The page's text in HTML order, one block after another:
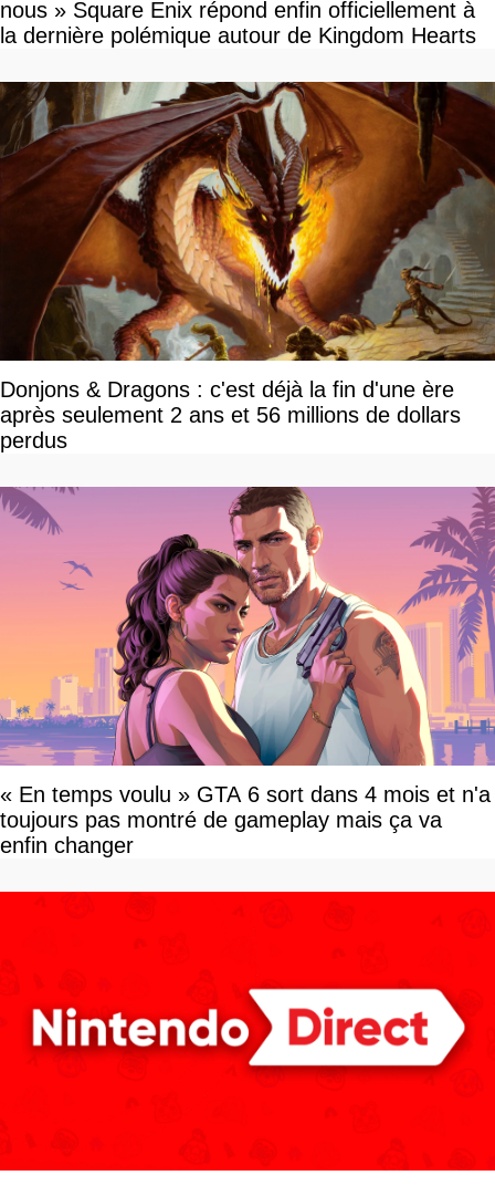
nous » Square Enix répond enfin officiellement à
la dernière polémique autour de Kingdom Hearts
Donjons & Dragons : c'est déjà la fin d'une ère
après seulement 2 ans et 56 millions de dollars
perdus
« En temps voulu » GTA 6 sort dans 4 mois et n'a
toujours pas montré de gameplay mais ça va
enfin changer